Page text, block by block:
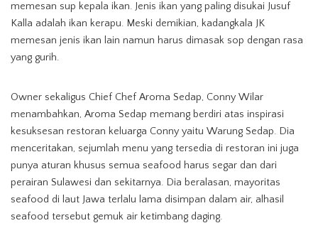
memesan sup kepala ikan. Jenis ikan yang paling disukai Jusuf
Kalla adalah ikan kerapu. Meski demikian, kadangkala JK
memesan jenis ikan lain namun harus dimasak sop dengan rasa
yang gurih.
Owner sekaligus Chief Chef Aroma Sedap, Conny Wilar
menambahkan, Aroma Sedap memang berdiri atas inspirasi
kesuksesan restoran keluarga Conny yaitu Warung Sedap. Dia
menceritakan, sejumlah menu yang tersedia di restoran ini juga
punya aturan khusus semua seafood harus segar dan dari
perairan Sulawesi dan sekitarnya. Dia beralasan, mayoritas
seafood di laut Jawa terlalu lama disimpan dalam air, alhasil
seafood tersebut gemuk air ketimbang daging.